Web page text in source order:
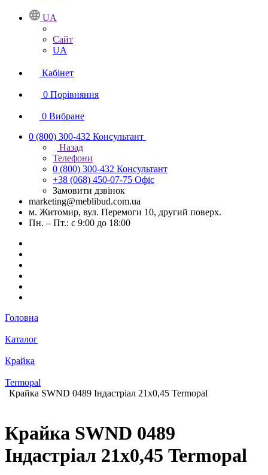
UA
Сайт
UA
Кабінет
0 Порівняння
0 Вибране
0 (800) 300-432 Консультант
Назад
Телефони
0 (800) 300-432 Консультант
+38 (068) 450-07-75 Офіс
Замовити дзвінок
marketing@meblibud.com.ua
м. Житомир, вул. Перемоги 10, другий поверх.
Пн. – Пт.: с 9:00 до 18:00
Головна
Каталог
Крайка
Termopal
Крайка SWND 0489 Індастріал 21х0,45 Termopal
Крайка SWND 0489
Індастріал 21х0,45 Termopal